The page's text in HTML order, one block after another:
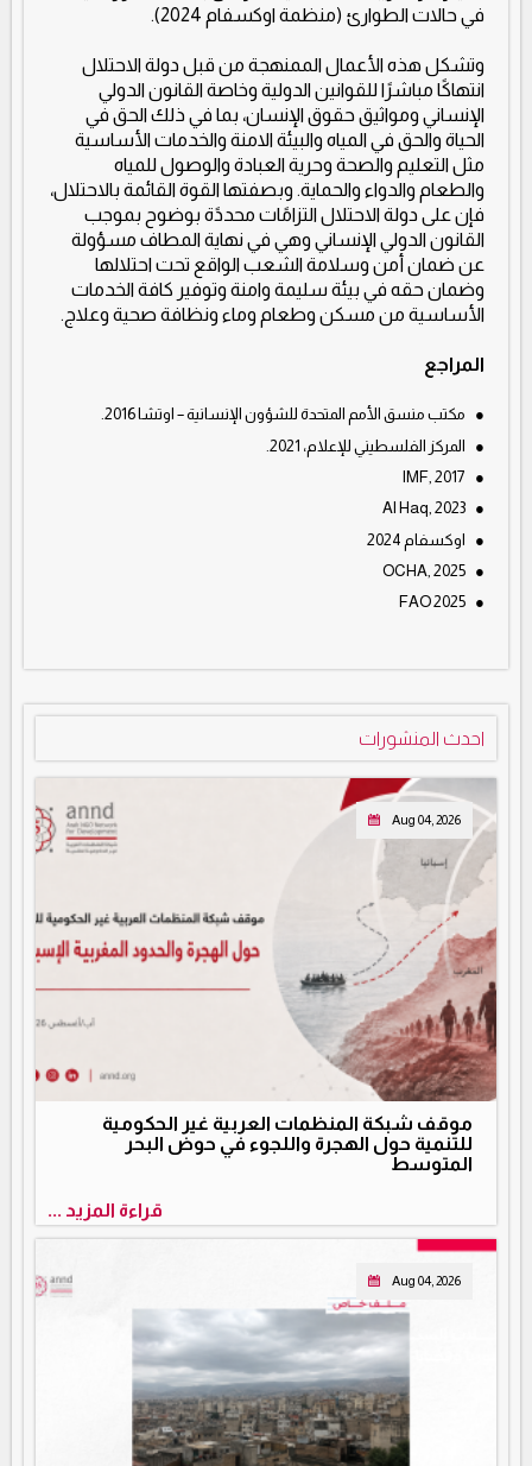
في حالات الطوارئ (منظمة اوكسفام 2024).
وتشكل هذه الأعمال الممنهجة من قبل دولة الاحتلال
انتهاكًا مباشرًا للقوانين الدولية وخاصة القانون الدولي
الإنساني ومواثيق حقوق الإنسان، بما في ذلك الحق في
الحياة والحق في المياه والبيئة الامنة والخدمات الأساسية
مثل التعليم والصحة وحرية العبادة والوصول للمياه
والطعام والدواء والحماية. وبصفتها القوة القائمة بالاحتلال،
فإن على دولة الاحتلال التزامًات محددًة بوضوح بموجب
القانون الدولي الإنساني وهي في نهاية المطاف مسؤولة
عن ضمان أمن وسلامة الشعب الواقع تحت احتلالها
وضمان حقه في بيئة سليمة وامنة وتوفير كافة الخدمات
الأساسية من مسكن وطعام وماء ونظافة صحية وعلاج.
المراجع
●
مكتب منسق الأمم المتحدة للشؤون الإنسانية – اوتشا 2016.
●
المركز الفلسطيني للإعلام، 2021.
●
IMF, 2017
●
Al Haq, 2023
●
اوكسفام 2024
●
OCHA, 2025
●
FAO 2025
احدث المنشورات
Aug 04, 2026
موقف شبكة المنظمات العربية غير الحكومية
للتنمية حول الهجرة واللجوء في حوض البحر
المتوسط
قراءة المزيد ...
Aug 04, 2026